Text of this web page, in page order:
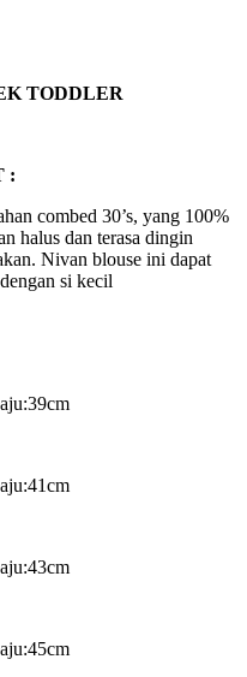
TODDLER
:
combed 30’s, yang 100%
halus dan terasa dingin
Nivan blouse ini dapat
si kecil